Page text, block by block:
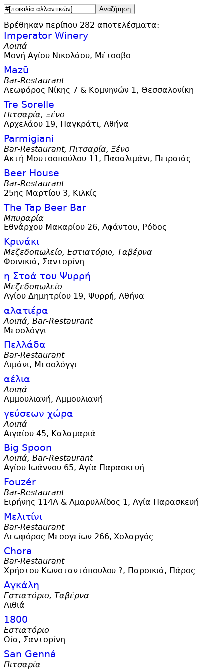
Βρέθηκαν περίπου 282 αποτελέσματα:
Imperator Winery
Λοιπά
Μονή Αγίου Νικολάου, Μέτσοβο
Mazū
Bar-Restaurant
Λεωφόρος Νίκης 7 & Κομνηνών 1, Θεσσαλονίκη
Tre Sorelle
Πιτσαρία, Ξένο
Αρχελάου 19, Παγκράτι, Αθήνα
Parmigiani
Bar-Restaurant, Πιτσαρία, Ξένο
Ακτή Μουτσοπούλου 11, Πασαλιμάνι, Πειραιάς
Beer House
Bar-Restaurant
25ης Μαρτίου 3, Κιλκίς
The Tap Beer Bar
Μπυραρία
Εθνάρχου Μακαρίου 26, Αφάντου, Ρόδος
Κρινάκι
Μεζεδοπωλείο, Εστιατόριο, Ταβέρνα
Φοινικιά, Σαντορίνη
η Στοά του Ψυρρή
Μεζεδοπωλείο
Αγίου Δημητρίου 19, Ψυρρή, Αθήνα
αλατιέρα
Λοιπά, Bar-Restaurant
Μεσολόγγι
Πελλάδα
Bar-Restaurant
Λιμάνι, Μεσολόγγι
αέλια
Λοιπά
Αμμουλιανή, Αμμουλιανή
γεύσεων χώρα
Λοιπά
Αιγαίου 45, Καλαμαριά
Big Spoon
Λοιπά, Bar-Restaurant
Αγίου Ιωάννου 65, Αγία Παρασκευή
Fouzér
Bar-Restaurant
Ειρήνης 114Α & Αμαρυλλίδος 1, Αγία Παρασκευή
Μελιτίνι
Bar-Restaurant
Λεωφόρος Μεσογείων 266, Χολαργός
Chora
Bar-Restaurant
Χρήστου Κωνσταντόπουλου ?, Παροικιά, Πάρος
Αγκάλη
Εστιατόριο, Ταβέρνα
Λιθιά
1800
Εστιατόριο
Οία, Σαντορίνη
San Genná
Πιτσαρία